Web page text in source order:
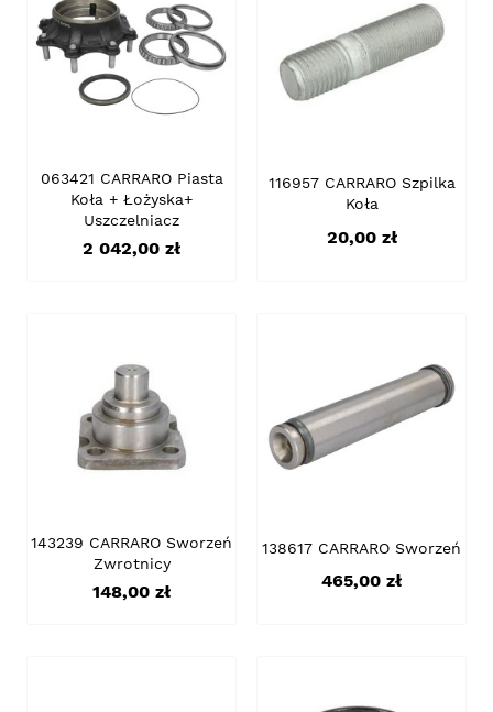
063421 CARRARO Piasta
Koła + Łożyska+
Uszczelniacz
Cena
2 042,00 zł
116957 CARRARO Szpilka
Koła
Cena
20,00 zł
143239 CARRARO Sworzeń
Zwrotnicy
Cena
148,00 zł
138617 CARRARO Sworzeń
Cena
465,00 zł